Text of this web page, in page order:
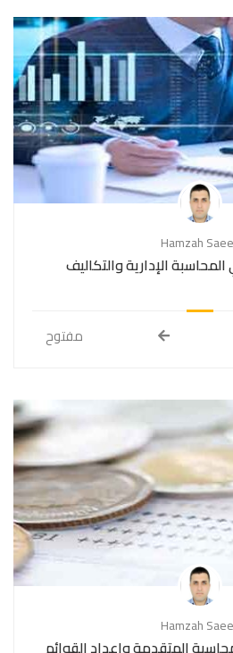
Hamzah
الإدارية والتكاليف
مفتوح
Hamzah
المتقدمة وإعداد القوائم